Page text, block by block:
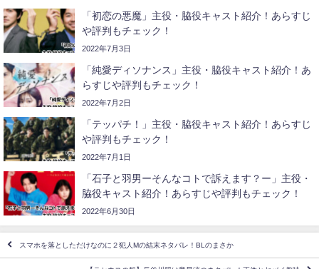
「初恋の悪魔」主役・脇役キャスト紹介！あらすじ
や評判もチェック！
2022年7月3日
「純愛ディソナンス」主役・脇役キャスト紹介！あ
らすじや評判もチェック！
2022年7月2日
「テッパチ！」主役・脇役キャスト紹介！あらすじ
や評判もチェック！
2022年7月1日
「石子と羽男ーそんなコトで訴えます？ー」主役・
脇役キャスト紹介！あらすじや評判もチェック！
2022年6月30日
スマホを落としただけなのに２犯人Mの結末ネタバレ！BLのまさか